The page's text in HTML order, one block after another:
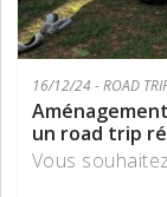
16/12/24 - ROAD
un road trip
Vous